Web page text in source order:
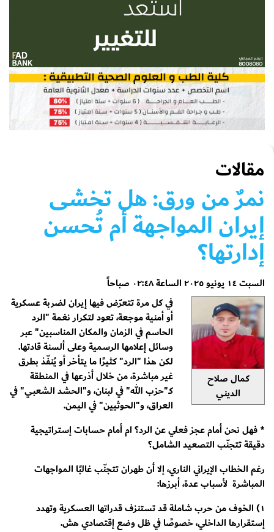
مقالات
نمرٌ من ورق: هل تخشى
إيران المواجهة أم تُحسن
إدارتها؟
السبت ١٤ يونيو ٢٠٢٥ الساعة ٠٢:٤٨ صباحاً
كمال صلاح
الديني
في كل مرة تتعرّض فيها إيران لضربة عسكرية
أو أمنية موجعة، تعود لتكرار نغمة "الرد
الحاسم في الزمان والمكان المناسبين" عبر
وسائل إعلامها الرسمية وعلى ألسنة قادتها.
لكن هذا "الرد" كثيرًا ما يتأخر أو يُنفّذ بطرق
غير مباشرة، من خلال أذرعها في المنطقة
كـ"حزب الله" في لبنان، و"الحشد الشعبي" في
العراق، و"الحوثيين" في اليمن.
* فهل نحن أمام عجز فعلي عن الرد؟ ام أمام حسابات إستراتيجية
دقيقة تتجنّب التصعيد الشامل؟
رغم الخطاب الإيراني الناري، إلا أن طهران تتجنّب غالبًا المواجهات
المباشرة لأسباب عدة، أبرزها:
١) الخوف من حرب شاملة قد تستنزف قدراتها العسكرية وتهدد
إستقرارها الداخلي، خصوصًا في ظل وضع إقتصادي هش.